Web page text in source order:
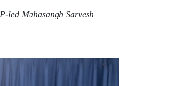
led Mahasangh Sarvesh